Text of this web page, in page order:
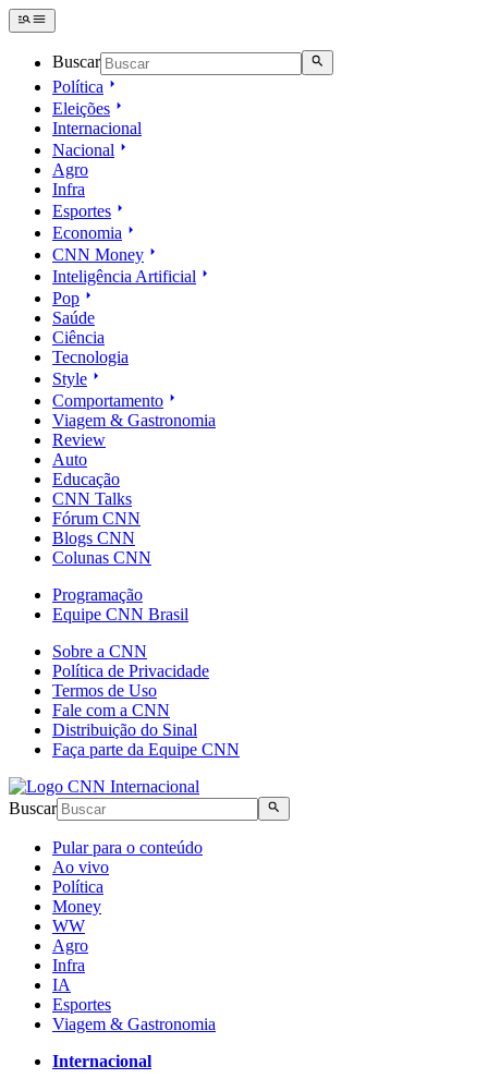
Buscar
Política
Eleições
Internacional
Nacional
Agro
Infra
Esportes
Economia
CNN Money
Inteligência Artificial
Pop
Saúde
Ciência
Tecnologia
Style
Comportamento
Viagem & Gastronomia
Review
Auto
Educação
CNN Talks
Fórum CNN
Blogs CNN
Colunas CNN
Programação
Equipe CNN Brasil
Sobre a CNN
Política de Privacidade
Termos de Uso
Fale com a CNN
Distribuição do Sinal
Faça parte da Equipe CNN
Buscar
Pular para o conteúdo
Ao vivo
Política
Money
WW
Agro
Infra
IA
Esportes
Viagem & Gastronomia
Internacional